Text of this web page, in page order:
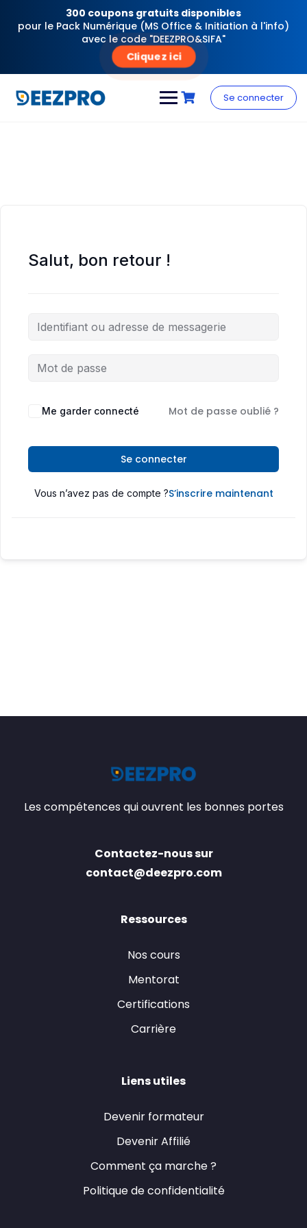
300 coupons gratuits disponibles
pour le Pack Numérique (MS Office & Initiation à l'info)
avec le code "DEEZPRO&SIFA"
Cliquez ici
content
Se connecter
Salut, bon retour !
Me garder connecté Mot de passe oublié ?
Se connecter
Vous n’avez pas de compte ?S’inscrire maintenant
Les compétences qui ouvrent les bonnes portes
Contactez-nous sur
contact@deezpro.com
Ressources
Nos cours
Mentorat
Certifications
Carrière
Liens utiles
Devenir formateur
Devenir Affilié
Comment ça marche ?
Politique de confidentialité